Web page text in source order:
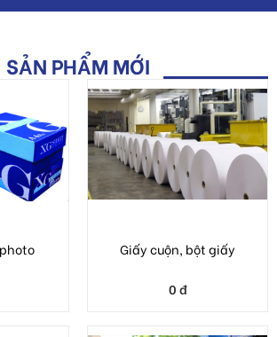
Giấy cuộn, bột giấy
0 đ